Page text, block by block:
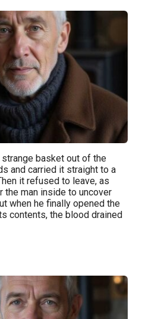
basket out of the
and carried it straight to a
it refused to leave, as
the man inside to uncover
when he finally opened the
contents, the blood drained